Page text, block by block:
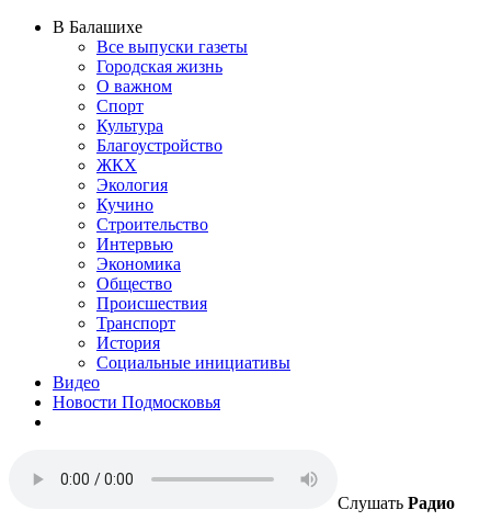
В Балашихе
Все выпуски газеты
Городская жизнь
О важном
Спорт
Культура
Благоустройство
ЖКХ
Экология
Кучино
Строительство
Интервью
Экономика
Общество
Происшествия
Транспорт
История
Социальные инициативы
Видео
Новости Подмосковья
Слушать Радио